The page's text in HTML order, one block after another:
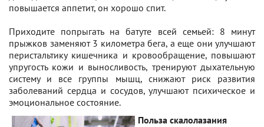
повышается аппетит, он хорошо спит.
Приходите попрыгать на батуте всей семьей: 8 минут
прыжков заменяют 3 километра бега, а еще они улучшают
перистальтику кишечника и кровообращение, повышают
упругость кожи и выносливость, тренируют дыхательную
систему и все группы мышц, снижают риск развития
заболеваний сердца и сосудов, улучшают психическое и
эмоциональное состояние.
Польза скалолазания